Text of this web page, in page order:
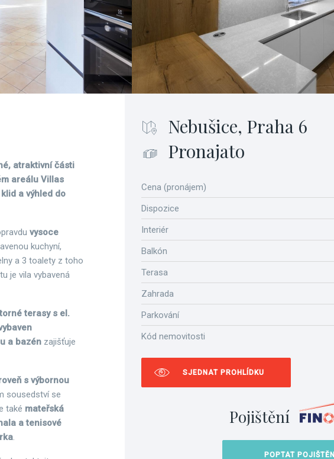
Nebušice, Praha 6
Pronajato
Cena (pronájem)
Dispozice
Interiér
Balkón
Terasa
Zahrada
Parkování
Kód nemovitosti
SJEDNAT PROHLÍDKU
Pojištění
POPTAT POJIŠTĚNÍ
atraktivní části
areálu Villas
a výhled do
vysoce
kuchyní,
a 3 toalety z toho
je vila vybavená
terasy s el.
a bazén zajišťuje
s výbornou
sousedství se
také mateřská
a tenisové
.